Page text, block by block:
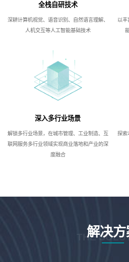
全栈自研技术
深耕计算机视觉、语音识别、自然语言理解、
人机交互等人工智能基础技术
以丰
深入多行业场景
解锁多行业场景，在城市管理、工业制造、互
联网服务多行业领域实现商业落地和产业的深
度融合
探索
解决方
THE